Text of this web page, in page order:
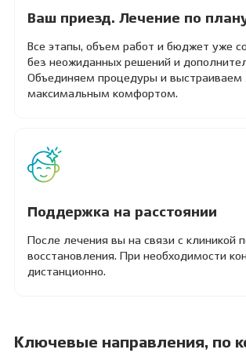
Ваш приезд. Лечение по
Все этапы, объем работ и бюджет уже
без неожиданных решений и
Объединяем процедуры и выстраиваем
максимальным комфортом.
Поддержка на расстоянии
После лечения вы на связи с клиникой
восстановления. При необходимости
дистанционно.
Ключевые направления, по